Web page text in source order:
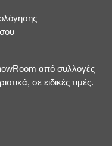
από συλλογές
σε ειδικές τιμές.